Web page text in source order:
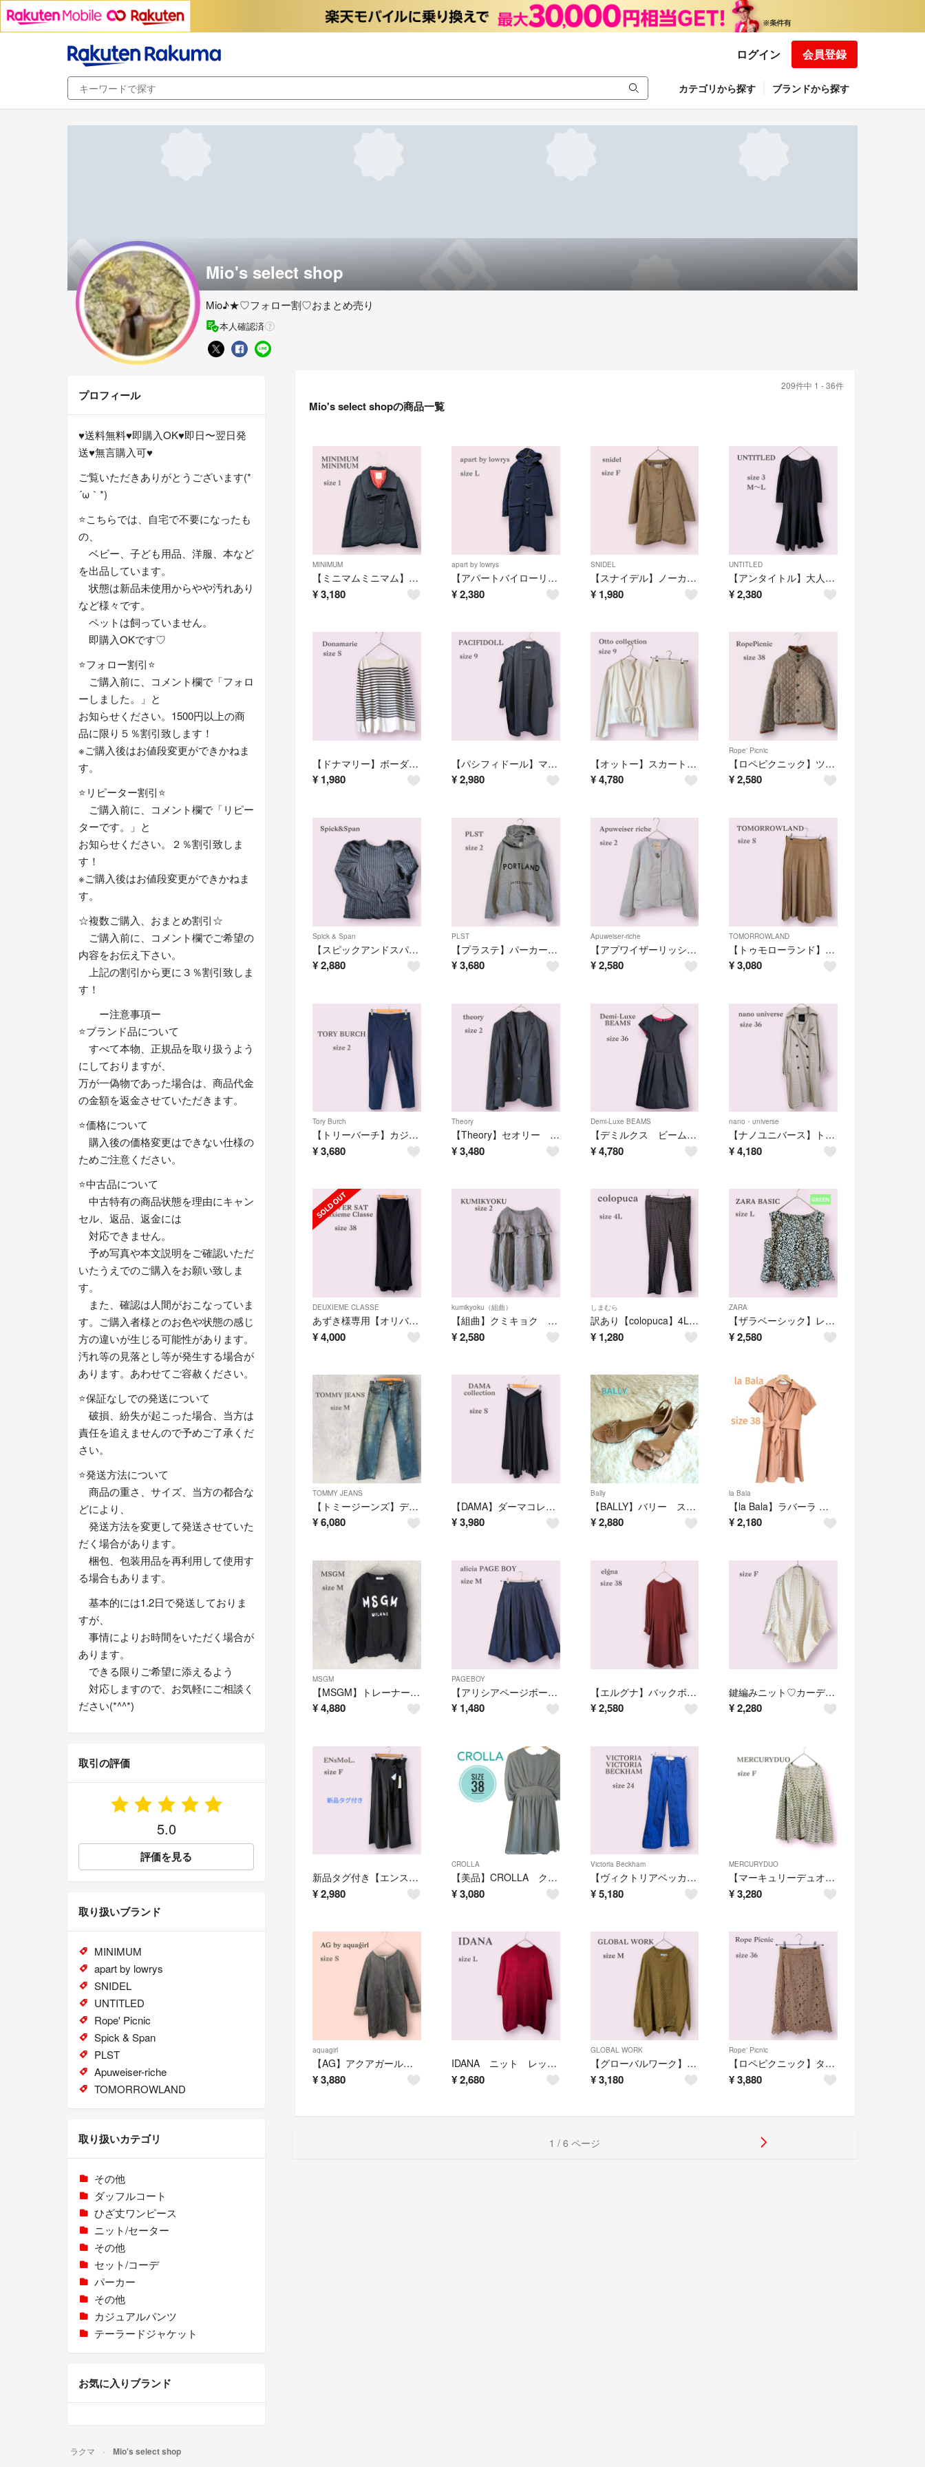
ログイン 会員登録
カテゴリから探す ブランドから探す
Mio's select shop
Mio♪★♡フォロー割♡おまとめ売り
本人確認済
209件中 1 - 36件
Mio's select shopの商品一覧
MINIMUM
【ミニマムミニマム】ウールコート ビックカラー 小顔 くるみボタン 大人かわいい
¥3,180
apart by lowrys
【アパートバイローリーズ】ダッフルコート ネイビー ウール カジュアル L
¥2,380
SNIDEL
【スナイデル】ノーカラーコート シンプル かわいい オフィス 防寒 あったか F
¥ 1,980
UNTITLED
【アンタイトル】大人かわいい 七分袖 フレア ワンピース オフィス フォーマル
¥2,380
【ドナマリー】ボーダーニット ボートネック セーター 定番 着回し オフィス S
¥ 1,980
【パシフィドール】マフラー付き コート ウール90 あったか ブラック シンプル
¥2,980
【オットー】スカート セットアップ 大人かわいい ママ 参観 卒園 入学 入園
¥ 4,780
Rope' Picnic
【ロペピクニック】ツイードキルティングジャケット 38 ブラウン 上品カジュアル
¥2,580
Spick & Span
【スピックアンドスパン】パフスリーブ ブラウス レース ストライプ 透け見せ 黒
¥2,880
PLST
【プラステ】パーカー フード プルオーバー スウェット あったか かわいい ロゴ
¥3,680
Apuweiser-riche
【アプワイザーリッシェ】ノーカラーコート ウール アンゴラ ブローチ かわいい
¥ 2,580
TOMORROWLAND
【トゥモローランド】プリーツワイドパンツ ベーシック シンプル オフィス ママ
¥3,080
Tory Burch
【トリーバーチ】カジュアルパンツ シンプル 無地 オフィス ネイビー きれいめ
¥3,680
Theory
【Theory】セオリー テーラードジャケット ブラック スーツ オフィス M
¥3,480
Demi-Luxe BEAMS
【デミルクス ビームス】ウエスト切り替え ワンピース フレア ブラック シンプル
¥ 4,780
nano・universe
【ナノユニバース】トレンチコート ベージュ オフィス 襟取り外し可 きれいめ S
¥4,180
DEUXIEME CLASSE
あずき様専用【オリバーサット】ロングスカート ドゥーズィエムクラス ブラック
¥4,000
kumikyoku（組曲）
【組曲】クミキョク フリルブラウス 長袖 チェック オフィス かわいい 小顔 M
¥2,580
しまむら
訳あり【colopuca】4L 大きいサイズ チェックパンツ ストレッチパンツ
¥ 1,280
ZARA
【ザラベーシック】レオパード 背中開きトップス ノースリーブ へプラム グリーン
¥2,580
TOMMY JEANS
【トミージーンズ】デニム Gパン ブルー ウォッシュ ヴィンテージ メンズ M
¥6,080
【DAMA】ダーマコレクション ベルト付き サルエルパンツ ブラック 体型隠し
¥3,980
Bally
【BALLY】バリー ストラップサンダル ミュール リボン オープン 36,5
¥ 2,880
la Bala
【la Bala】ラバーラ カシュクール フリル ワンピース フレア かわいい
¥2,180
MSGM
【MSGM】トレーナー スウェット ブラック 長袖 ロゴ 定番 袖リブ 人気 黒
¥4,880
PAGEBOY
【アリシアページボーイ】タック入りフレアスカート ウエストゴム オフィス M
¥ 1,480
【エルグナ】バックボタンワンピース サイドタック フレア きちんと かわいい M
¥ 2,580
鍵編みニット♡カーディガン ドルマリン 羽織 フェミニン ゆるかわ ホワイト F
¥2,280
新品タグ付き【エンスモール】ベルト付き ハイウエスト パンツ オフィス ブラック
¥2,980
CROLLA
【美品】CROLLA クローラ ドレス ワンピース 結婚式 グリーン Mサイズ
¥3,080
Victoria Beckham
【ヴィクトリアベッカム】デニム パンツ ズボン ワイドパンツ ブルー 白タグ
¥ 5,180
MERCURYDUO
【マーキュリーデュオ】異素材 透かし網 カーディガン 大人かわいい オフィス
¥3,280
aquagirl
【AG】アクアガール 内ボア コート あったか 防寒 ノーカラー おしゃれ S
¥3,880
IDANA ニット レッド 半袖 かわいい オフィスカジュアル きれいめ L
¥2,680
GLOBAL WORK
【グローバルワーク】ニット セーター クルーネック マスタード 通学 オフィス
¥ 3,180
Rope' Picnic
【ロペピクニック】タイトスカート レース 大人かわいい ラテカラー フェミニン
¥3,880
1 / 6 ページ
プロフィール
♥送料無料♥即購入OK♥即日〜翌日発
送♥無言購入可♥
ご覧いただきありがとうございます(*
´ω｀*)
⭐こちらでは、自宅で不要になったも
の、
ベビー、子ども用品、洋服、本など
を出品しています。
状態は新品未使用からやや汚れあり
など様々です。
ペットは飼っていません。
即購入OKです♡
⭐フォロー割引⭐
ご購入前に、コメント欄で「フォロ
ーしました。」と
お知らせください。1500円以上の商
品に限り５％割引致します！
※ご購入後はお値段変更ができかねま
す。
⭐リピーター割引⭐
ご購入前に、コメント欄で「リピー
ターです。」と
お知らせください。２％割引致しま
す！
※ご購入後はお値段変更ができかねま
す。
☆複数ご購入、おまとめ割引☆
ご購入前に、コメント欄でご希望の
内容をお伝え下さい。
上記の割引から更に３％割引致しま
す！
ー注意事項ー
⭐ブランド品について
すべて本物、正規品を取り扱うよう
にしておりますが、
万が一偽物であった場合は、商品代金
の金額を返金させていただきます。
⭐価格について
購入後の価格変更はできない仕様の
ためご注意ください。
⭐中古品について
中古特有の商品状態を理由にキャン
セル、返品、返金には
対応できません。
予め写真や本文説明をご確認いただ
いたうえでのご購入をお願い致しま
す。
また、確認は人間がおこなっていま
す。ご購入者様とのお色や状態の感じ
方の違いが生じる可能性があります。
汚れ等の見落とし等が発生する場合が
あります。あわせてご容赦ください。
⭐保証なしでの発送について
破損、紛失が起こった場合、当方は
責任を追えませんので予めご了承くだ
さい。
⭐発送方法について
商品の重さ、サイズ、当方の都合な
どにより、
発送方法を変更して発送させていた
だく場合があります。
梱包、包装用品を再利用して使用す
る場合もあります。
基本的には1.2日で発送しておりま
すが、
事情によりお時間をいただく場合が
あります。
できる限りご希望に添えるよう
対応しますので、お気軽にご相談く
ださい(*^^*)
取引の評価
5.0
評価を見る
取り扱いブランド
MINIMUM
apart by lowrys
SNIDEL
UNTITLED
Rope' Picnic
Spick & Span
PLST
Apuweiser-riche
TOMORROWLAND
取り扱いカテゴリ
その他
ダッフルコート
ひざ丈ワンピース
ニット/セーター
その他
セット/コーデ
パーカー
その他
カジュアルパンツ
テーラードジャケット
お気に入りブランド
ラクマ Mio's select shop